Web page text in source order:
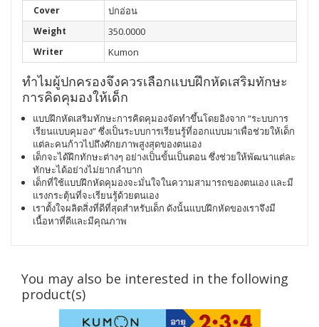
Cover ปกอ่อน
Weight 350.0000
Writer Kumon
ทำไมผู้ปกครองจึงควรเลือกแบบฝึกหัดเสริมทักษะ
การคิดคุมองให้เด็ก
แบบฝึกหัดเสริมทักษะการคิดคุมองจัดทำขึ้นโดยอิงจาก “ระบบการ
เรียนแบบคุมอง” ซึ่งเป็นระบบการเรียนรู้ที่ออกแบบมาเพื่อช่วยให้เด็ก
แต่ละคนก้าวไปถึงศักยภาพสูงสุดของตนเอง
เด็กจะได้ฝึกทักษะต่างๆ อย่างเป็นขั้นเป็นตอน ซึ่งช่วยให้พัฒนาแต่ละ
ทักษะได้อย่างไม่ยากลำบาก
เด็กที่ใช้แบบฝึกหัดคุมองจะมั่นใจในความสามารถของตนเอง และมี
แรงกระตุ้นที่จะเรียนรู้ด้วยตนเอง
เราตั้งใจผลิตสิ่งที่ดีที่สุดสำหรับเด็ก ดังนั้นแบบฝึกหัดของเราจึงมี
เนื้อหาที่ดีและมีคุณภาพ
You may also be interested in the following
product(s)